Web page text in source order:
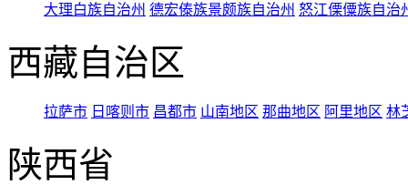
大理白族自治州 德宏傣族景颇族自治州 怒江傈僳族自治
西藏自治区
拉萨市 日喀则市 昌都市 山南地区 那曲地区 阿里地区 林
陕西省